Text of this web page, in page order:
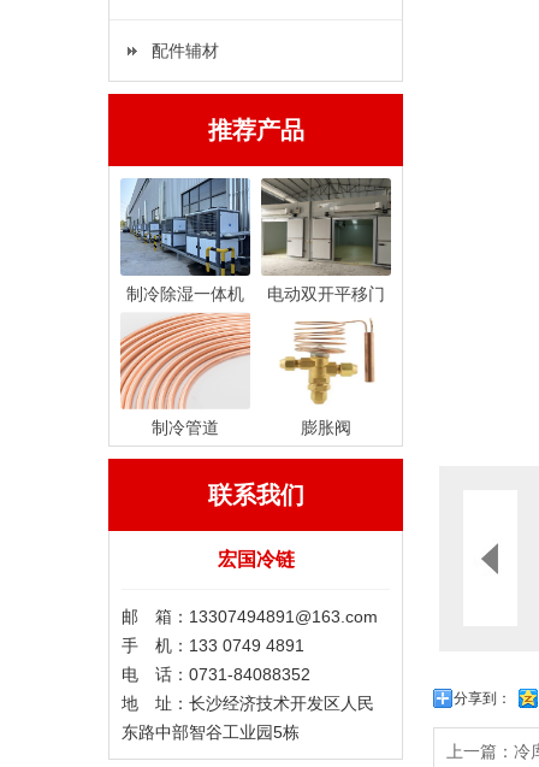
配件辅材
推荐产品
制冷除湿一体机 电动双开平移门
制冷管道 膨胀阀
联系我们
宏国冷链
邮 箱：13307494891@163.com
手 机：133 0749 4891
电 话：0731-84088352
地 址：长沙经济技术开发区人民
东路中部智谷工业园5栋
分享到：
上一篇：冷